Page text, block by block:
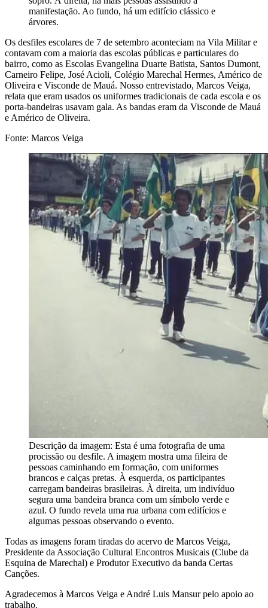
manifestação. Ao fundo, há um edifício clássico e
árvores.
Os desfiles escolares de 7 de setembro aconteciam na Vila Militar e
contavam com a maioria das escolas públicas e particulares do
bairro, como as Escolas Evangelina Duarte Batista, Santos Dumont,
Carneiro Felipe, José Acioli, Colégio Marechal Hermes, Américo de
Oliveira e Visconde de Mauá. Nosso entrevistado, Marcos Veiga,
relata que eram usados os uniformes tradicionais de cada escola e os
porta-bandeiras usavam gala. As bandas eram da Visconde de Mauá
e Américo de Oliveira.
Fonte: Marcos Veiga
Descrição da imagem: Esta é uma fotografia de uma
procissão ou desfile. A imagem mostra uma fileira de
pessoas caminhando em formação, com uniformes
brancos e calças pretas. À esquerda, os participantes
carregam bandeiras brasileiras. À direita, um indivíduo
segura uma bandeira branca com um símbolo verde e
azul. O fundo revela uma rua urbana com edifícios e
algumas pessoas observando o evento.
Todas as imagens foram tiradas do acervo de Marcos Veiga,
Presidente da Associação Cultural Encontros Musicais (Clube da
Esquina de Marechal) e Produtor Executivo da banda Certas
Canções.
Agradecemos à Marcos Veiga e André Luis Mansur pelo apoio ao
trabalho.